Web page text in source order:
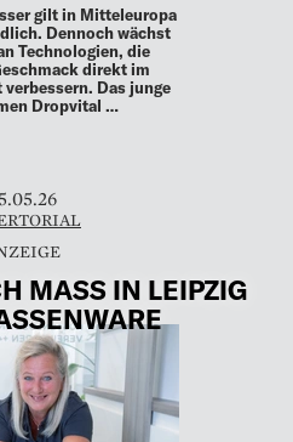
gilt in Mitteleuropa
Dennoch wächst
Technologien, die
direkt im
Das junge
Dropvital …
MASS IN LEIPZIG